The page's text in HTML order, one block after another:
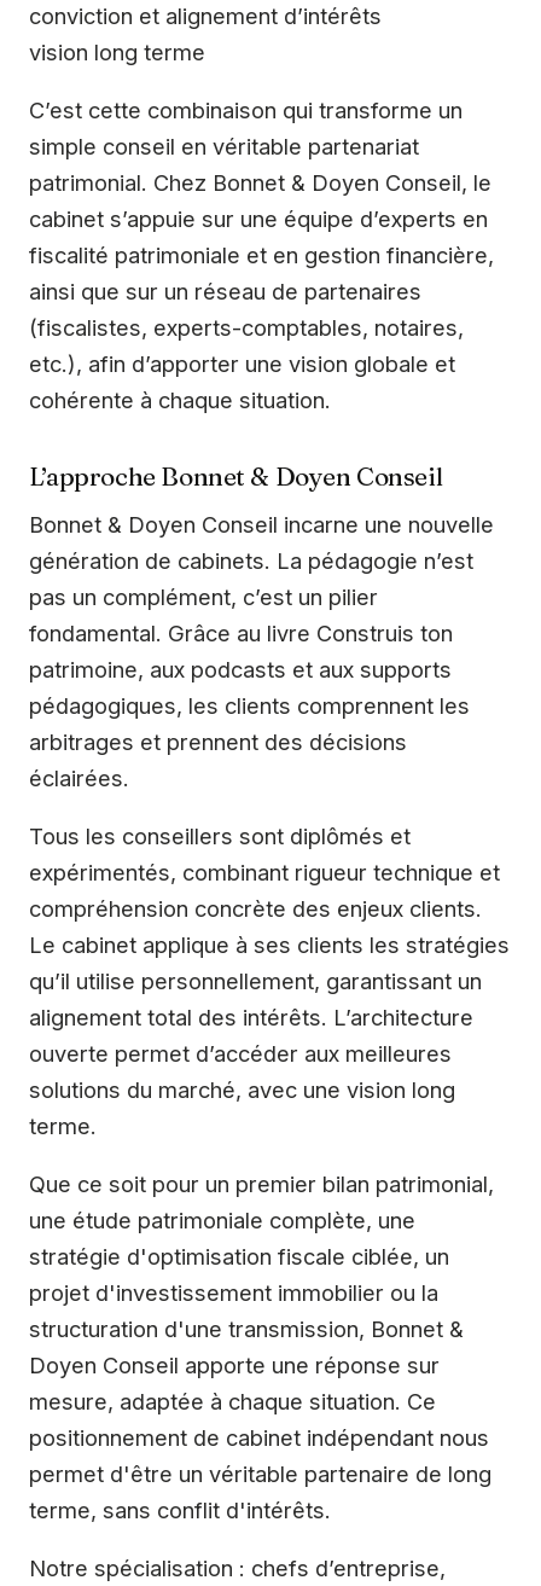
conviction et alignement d’intérêts
vision long terme
C’est cette combinaison qui transforme un
simple conseil en véritable partenariat
patrimonial. Chez Bonnet & Doyen Conseil, le
cabinet s’appuie sur une équipe d’experts en
fiscalité patrimoniale et en gestion financière,
ainsi que sur un réseau de partenaires
(fiscalistes, experts-comptables, notaires,
etc.), afin d’apporter une vision globale et
cohérente à chaque situation.
L’approche Bonnet & Doyen Conseil
Bonnet & Doyen Conseil incarne une nouvelle
génération de cabinets. La pédagogie n’est
pas un complément, c’est un pilier
fondamental. Grâce au livre Construis ton
patrimoine, aux podcasts et aux supports
pédagogiques, les clients comprennent les
arbitrages et prennent des décisions
éclairées.
Tous les conseillers sont diplômés et
expérimentés, combinant rigueur technique et
compréhension concrète des enjeux clients.
Le cabinet applique à ses clients les stratégies
qu’il utilise personnellement, garantissant un
alignement total des intérêts. L’architecture
ouverte permet d’accéder aux meilleures
solutions du marché, avec une vision long
terme.
Que ce soit pour un premier bilan patrimonial,
une étude patrimoniale complète, une
stratégie d'optimisation fiscale ciblée, un
projet d'investissement immobilier ou la
structuration d'une transmission, Bonnet &
Doyen Conseil apporte une réponse sur
mesure, adaptée à chaque situation. Ce
positionnement de cabinet indépendant nous
permet d'être un véritable partenaire de long
terme, sans conflit d'intérêts.
Notre spécialisation : chefs d’entreprise,